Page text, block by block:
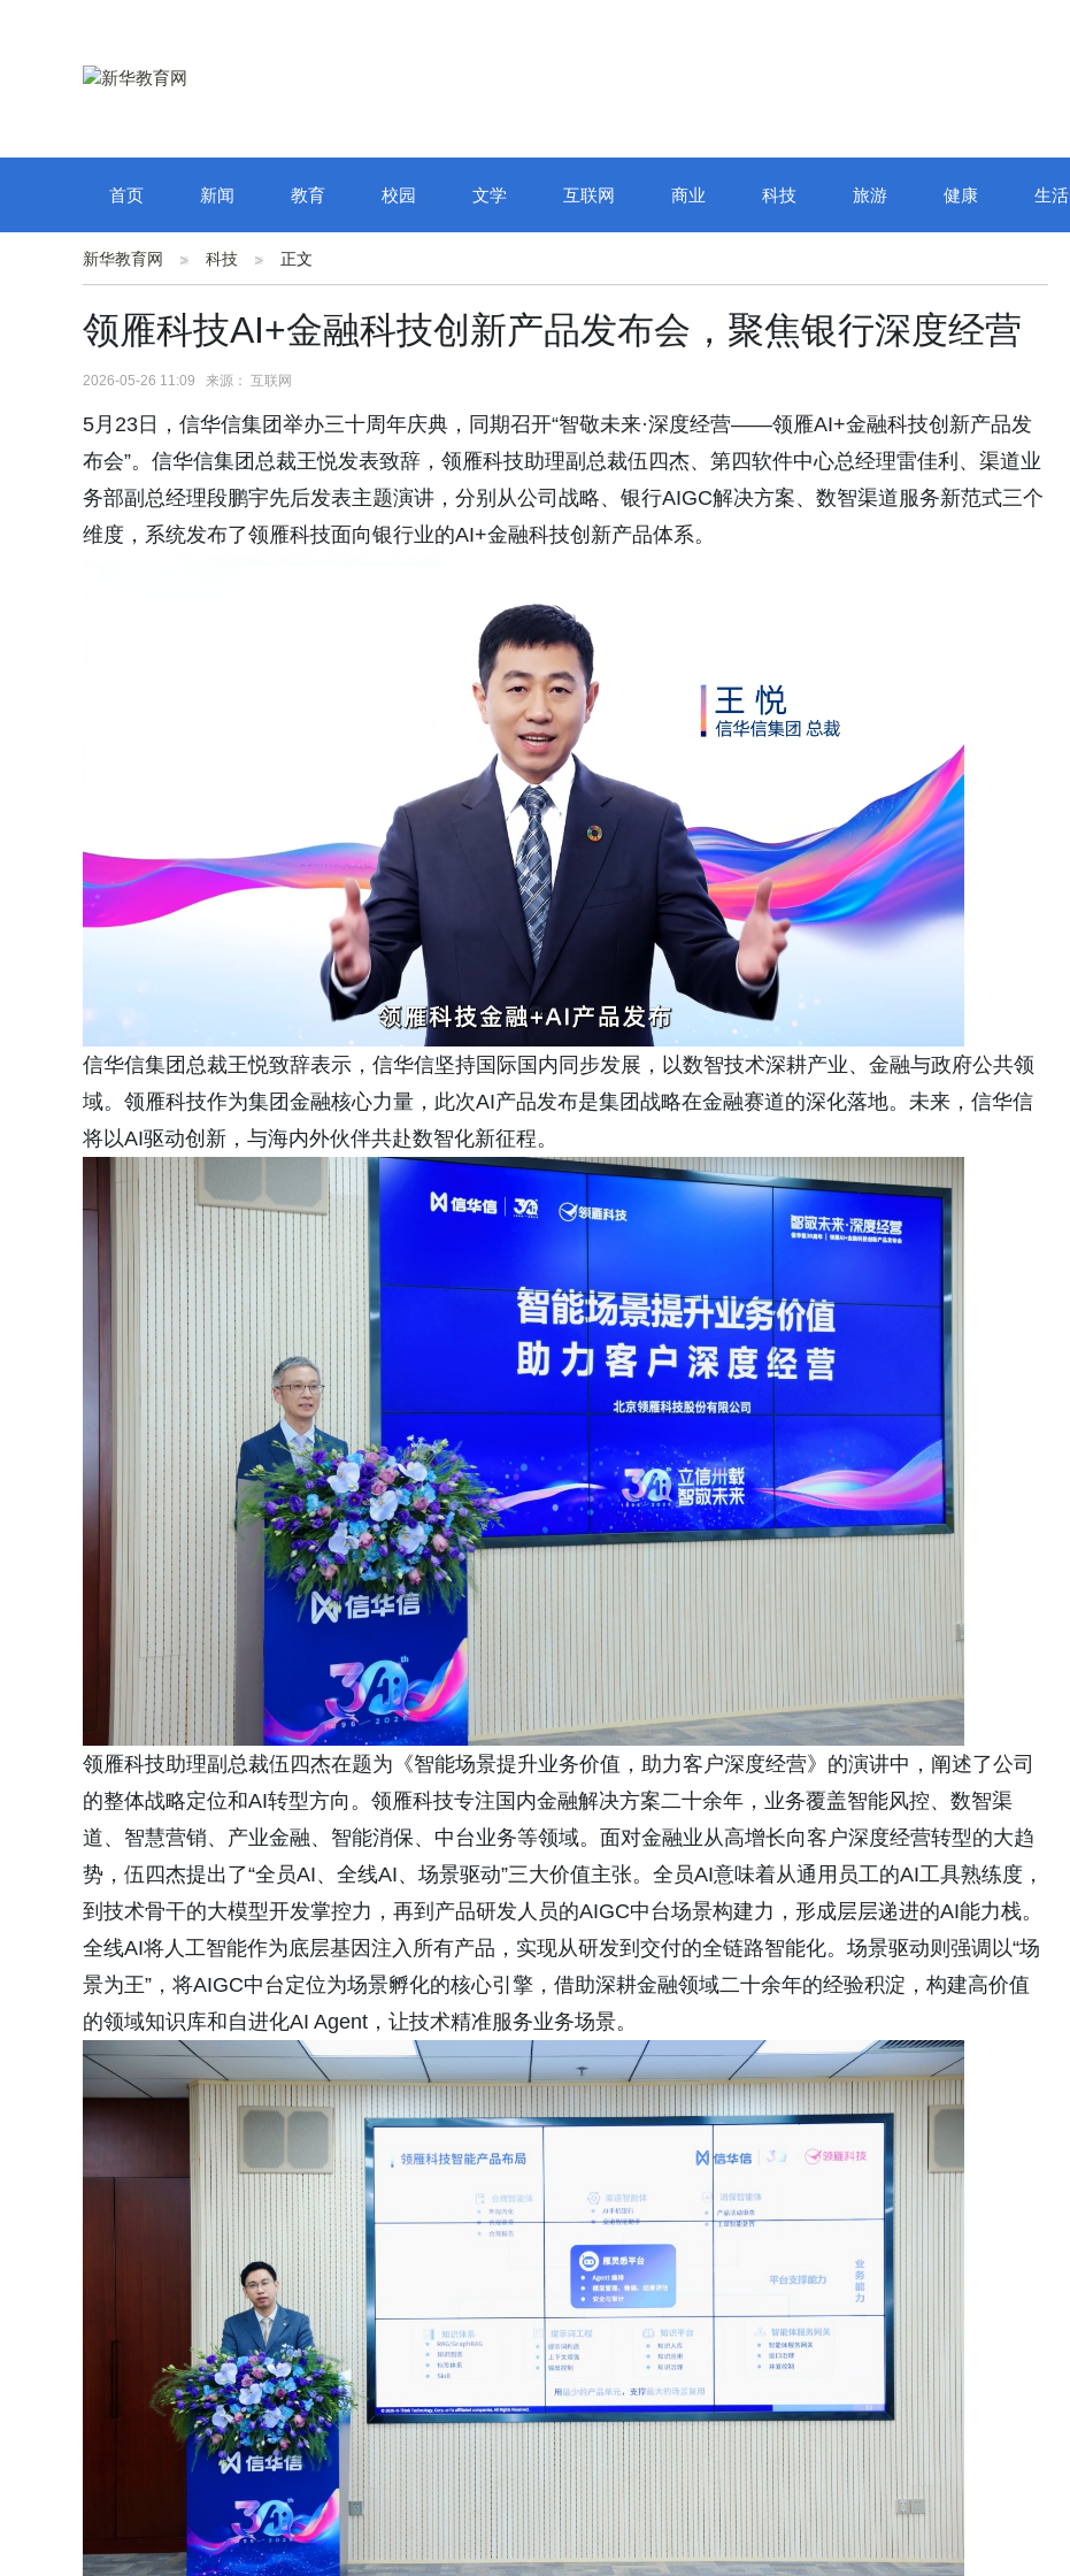
首页 新闻 教育 校园 文学 互联网 商业 科技 旅游 健康 生活
新华教育网 科技 正文
领雁科技AI+金融科技创新产品发布会，聚焦银行深度经营
2026-05-26 11:09 来源： 互联网
5月23日，信华信集团举办三十周年庆典，同期召开“智敬未来·深度经营——领雁AI+金融科技创新产品发
布会”。信华信集团总裁王悦发表致辞，领雁科技助理副总裁伍四杰、第四软件中心总经理雷佳利、渠道业
务部副总经理段鹏宇先后发表主题演讲，分别从公司战略、银行AIGC解决方案、数智渠道服务新范式三个
维度，系统发布了领雁科技面向银行业的AI+金融科技创新产品体系。
信华信集团总裁王悦致辞表示，信华信坚持国际国内同步发展，以数智技术深耕产业、金融与政府公共领
域。领雁科技作为集团金融核心力量，此次AI产品发布是集团战略在金融赛道的深化落地。未来，信华信
将以AI驱动创新，与海内外伙伴共赴数智化新征程。
领雁科技助理副总裁伍四杰在题为《智能场景提升业务价值，助力客户深度经营》的演讲中，阐述了公司
的整体战略定位和AI转型方向。领雁科技专注国内金融解决方案二十余年，业务覆盖智能风控、数智渠
道、智慧营销、产业金融、智能消保、中台业务等领域。面对金融业从高增长向客户深度经营转型的大趋
势，伍四杰提出了“全员AI、全线AI、场景驱动”三大价值主张。全员AI意味着从通用员工的AI工具熟练度，
到技术骨干的大模型开发掌控力，再到产品研发人员的AIGC中台场景构建力，形成层层递进的AI能力栈。
全线AI将人工智能作为底层基因注入所有产品，实现从研发到交付的全链路智能化。场景驱动则强调以“场
景为王”，将AIGC中台定位为场景孵化的核心引擎，借助深耕金融领域二十余年的经验积淀，构建高价值
的领域知识库和自进化AI Agent，让技术精准服务业务场景。